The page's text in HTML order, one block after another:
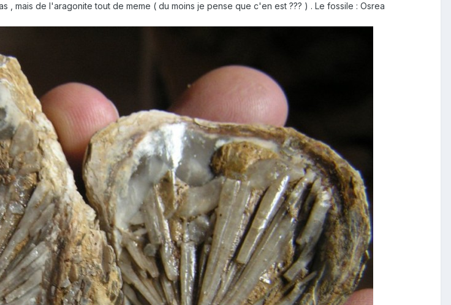
, mais de l'aragonite tout de meme ( du moins je pense que c'en est ??? ) . Le fossile : Osrea